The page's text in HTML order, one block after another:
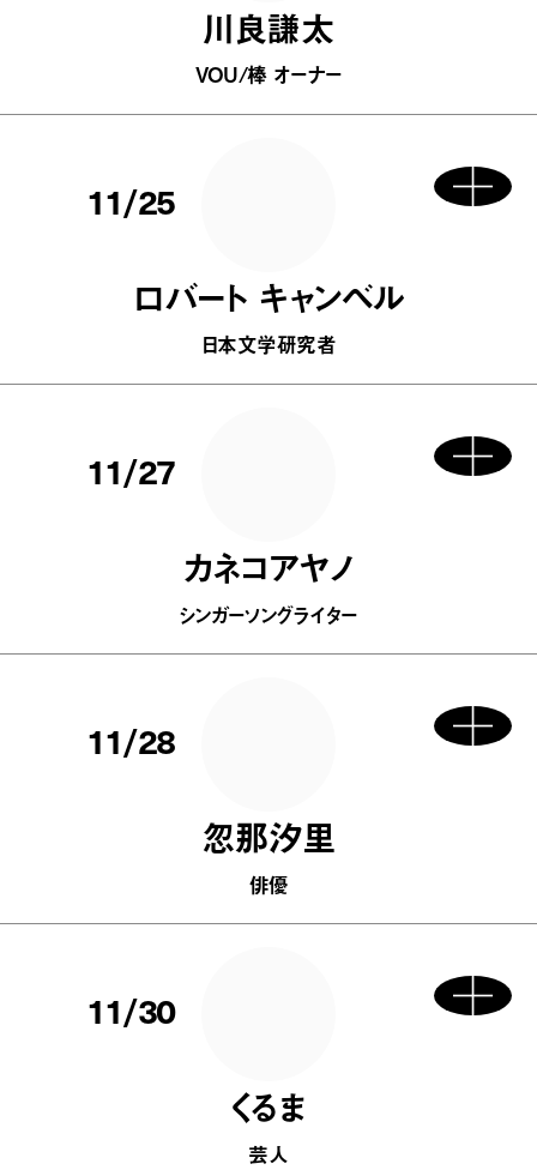
川良謙太
VOU/棒 オーナー
11/25
ロバート キャンベル
日本文学研究者
11/27
カネコアヤノ
シンガーソングライター
11/28
忽那汐里
俳優
11/30
くるま
芸人